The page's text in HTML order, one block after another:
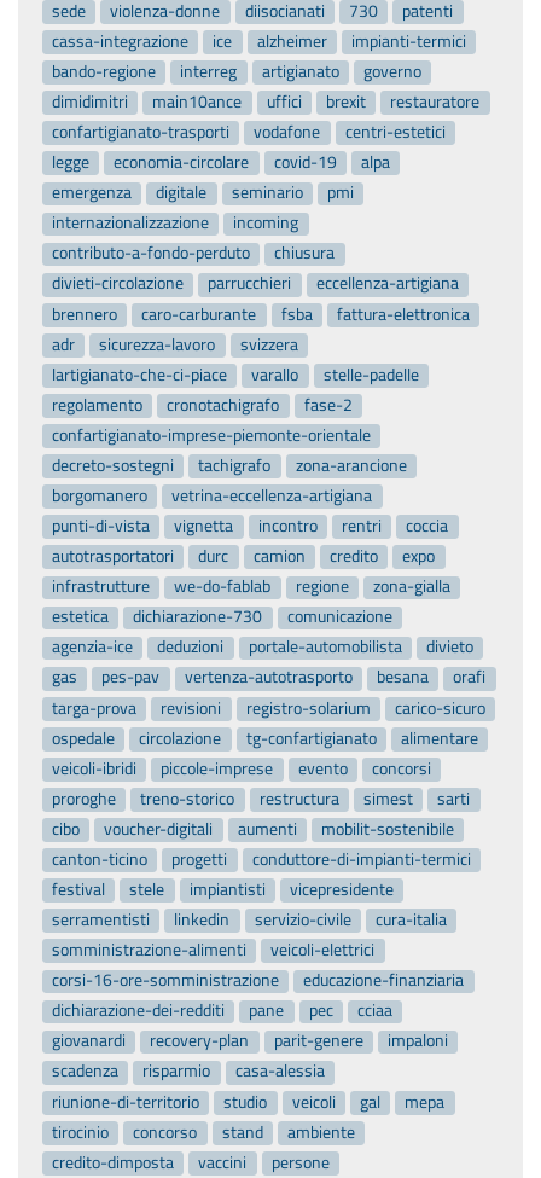
sede violenza-donne diisocianati 730
patenti
cassa-integrazione
ice alzheimer
impianti-termici
bando-regione
interreg artigianato
governo
dimidimitri
main10ance uffici brexit
restauratore
confartigianato-trasporti
vodafone
centri-estetici
legge
economia-circolare covid-19
alpa
emergenza
digitale seminario
pmi
internazionalizzazione
incoming
contributo-a-fondo-perduto
chiusura
divieti-circolazione
parrucchieri
eccellenza-artigiana
brennero
caro-carburante fsba
fattura-elettronica
adr
sicurezza-lavoro
svizzera
lartigianato-che-ci-piace
varallo
stelle-padelle
regolamento
cronotachigrafo
fase-2
confartigianato-imprese-piemonte-orientale
decreto-sostegni
tachigrafo
zona-arancione
borgomanero
vetrina-eccellenza-artigiana
punti-di-vista
vignetta incontro rentri
coccia
autotrasportatori
durc camion credito
expo
infrastrutture
we-do-fablab regione
zona-gialla
estetica
dichiarazione-730
comunicazione
agenzia-ice
deduzioni portale-automobilista
divieto
gas
pes-pav vertenza-autotrasporto besana
orafi
targa-prova
revisioni registro-solarium
carico-sicuro
ospedale
circolazione tg-confartigianato
alimentare
veicoli-ibridi
piccole-imprese evento
concorsi
proroghe
treno-storico restructura simest
sarti
cibo
voucher-digitali aumenti
mobilit-sostenibile
canton-ticino
progetti
conduttore-di-impianti-termici
festival
stele impiantisti
vicepresidente
serramentisti
linkedin servizio-civile
cura-italia
somministrazione-alimenti
veicoli-elettrici
corsi-16-ore-somministrazione
educazione-finanziaria
dichiarazione-dei-redditi
pane pec
cciaa
giovanardi
recovery-plan parit-genere
impaloni
scadenza
risparmio
casa-alessia
riunione-di-territorio
studio veicoli gal
mepa
tirocinio
concorso stand
ambiente
credito-dimposta
vaccini
persone